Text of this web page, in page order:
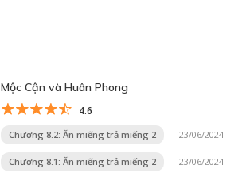
Mộc Cận và Huân Phong
4.6
Chương 8.2: Ăn miếng trả miếng 2 23/06/2024
Chương 8.1: Ăn miếng trả miếng 2 23/06/2024